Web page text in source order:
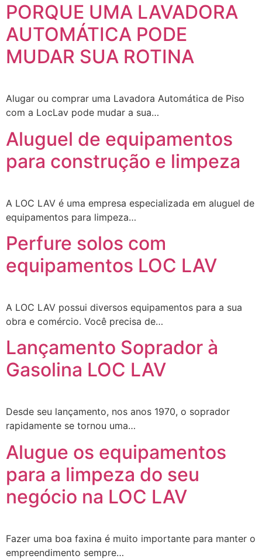
PORQUE UMA LAVADORA
AUTOMÁTICA PODE
MUDAR SUA ROTINA
Alugar ou comprar uma Lavadora Automática de Piso
com a LocLav pode mudar a sua…
Aluguel de equipamentos
para construção e limpeza
A LOC LAV é uma empresa especializada em aluguel de
equipamentos para limpeza…
Perfure solos com
equipamentos LOC LAV
A LOC LAV possui diversos equipamentos para a sua
obra e comércio. Você precisa de…
Lançamento Soprador à
Gasolina LOC LAV
Desde seu lançamento, nos anos 1970, o soprador
rapidamente se tornou uma…
Alugue os equipamentos
para a limpeza do seu
negócio na LOC LAV
Fazer uma boa faxina é muito importante para manter o
empreendimento sempre…